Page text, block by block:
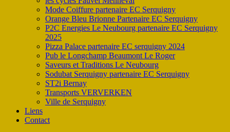
Mode Coiffure partenaire EC Serquigny
Orange Bleu Brionne Partenaire EC Serquigny
P2C Energies Le Neubourg partenaire EC Serquigny
2025
Pizza Palace partenaire EC serquigny 2024
Pub le Longchamp Beaumont Le Roger
Saveurs et Traditions Le Neubourg
Sodubat Serquigny partenaire EC Serquigny
ST2i Bernay
Transports VERVERKEN
Ville de Serquigny
Liens
Contact